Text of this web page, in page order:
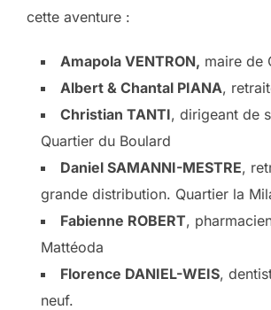
cette aventure :
Amapola VENTRON, maire de
Albert & Chantal PIANA,
Christian TANTI, dirigeant de
Quartier du Boulard
Daniel SAMANNI-MESTRE,
grande distribution. Quartier la
Fabienne ROBERT,
Mattéoda
Florence DANIEL-WEIS,
neuf.